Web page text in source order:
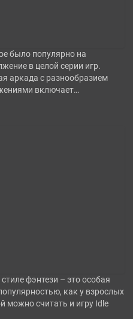
было популярно на
в целой серии игр.
аркада с разнообразием
включает…
фэнтези – это особая
как у взрослых
можно считать и игру Idle